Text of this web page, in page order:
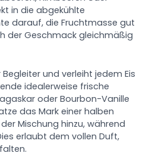
in die abgekühlte
darauf, die Fruchtmasse gut
der Geschmack gleichmäßig
und verleiht jedem Eis
idealerweise frische
oder Bourbon-Vanille
das Mark einer halben
Mischung hinzu, während
erlaubt dem vollen Duft,